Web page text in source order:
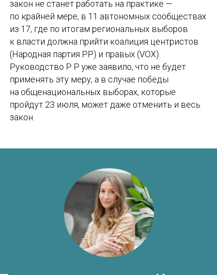
закон не станет работать на практике —
по крайней мере, в 11 автономных сообществах
из 17, где по итогам региональных выборов
к власти должна прийти коалиция центристов
(Народная партия РР) и правых (VOX).
Руководство Р Р уже заявило, что не будет
применять эту меру, а в случае победы
на общенациональных выборах, которые
пройдут 23 июля, может даже отменить и весь
закон.
Оставить заявку
Отправляя форму вы соглашаетесь с политикой
обработки персональных данных